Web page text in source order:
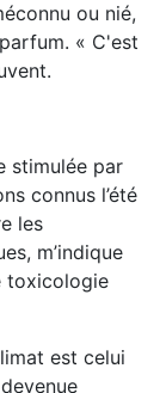
ou nié,
« C'est
stimulée par
connus l’été
les
m’indique
toxicologie
est celui